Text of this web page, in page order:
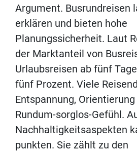
Argument. Busrundreisen
erklären und bieten hohe
Planungssicherheit. Laut
der Marktanteil von
Urlaubsreisen ab fünf
fünf Prozent. Viele
Entspannung,
Rundum-sorglos-Gefühl.
Nachhaltigkeitsaspekten
punkten. Sie zählt zu den